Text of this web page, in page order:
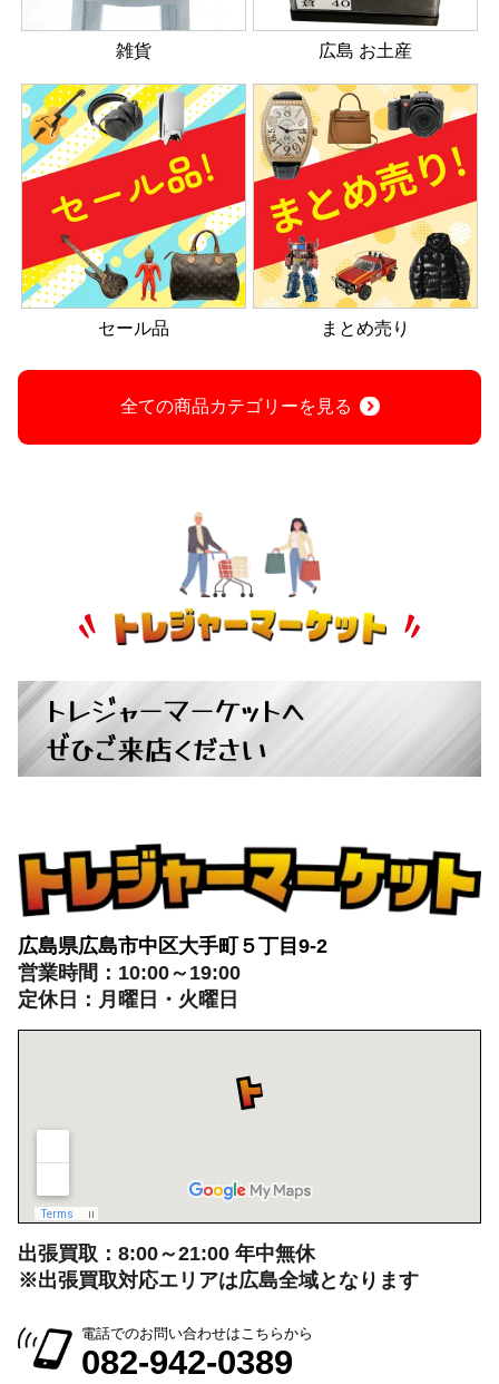
雑貨 広島 お土産
セール品 まとめ売り
全ての商品カテゴリーを見る
トレジャーマーケットへ
ぜひご来店ください
広島県広島市中区大手町５丁目9-2
営業時間：10:00～19:00
定休日：月曜日・火曜日
出張買取：8:00～21:00 年中無休
※出張買取対応エリアは広島全域となります
電話でのお問い合わせはこちらから
082-942-0389